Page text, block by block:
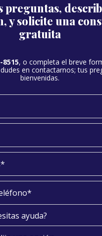
preguntas,
y solicite una
gratuita
8515, o completa el breve
en contactarnos; tus
bienvenidas.
ayuda?